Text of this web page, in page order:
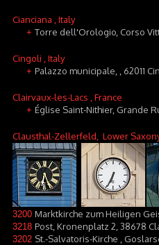
Cianciana , Italy
+ Torre dell'Orologio, Corso
Cingoli , Italy
+ Palazzo municipale, , 62011
Clairvaux-les-Lacs , France
+ Église Saint-Nithier, Grande
Clausthal-Zellerfeld , Lower
3200 Marktkirche zum Heiligen
3218 Post, Kronenplatz 2, 38678
3202 St.-Salvatoris-Kirche ,